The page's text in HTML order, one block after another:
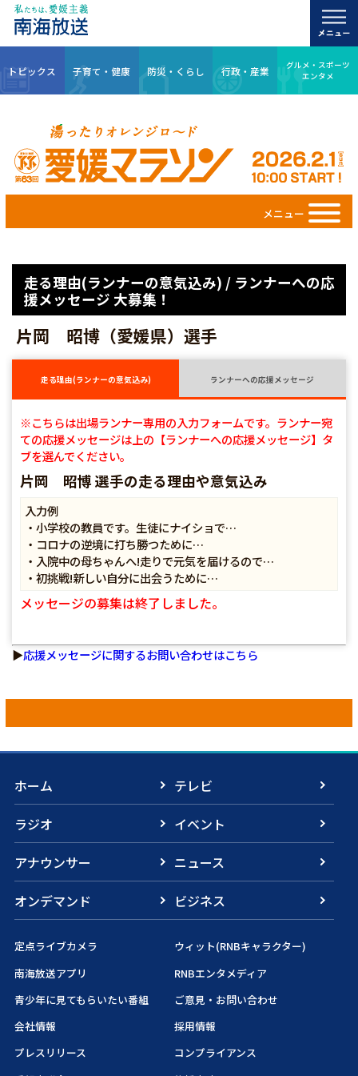
トピックス 子育て・健康 防災・くらし 行政・産業
グルメ・スポーツ
エンタメ
メニュー
走る理由(ランナーの意気込み) / ランナーへの応
援メッセージ 大募集！
片岡 昭博（愛媛県）選手
走る理由(ランナーの意気込み) ランナーへの応援メッセージ
※こちらは出場ランナー専用の入力フォームです。ランナー宛
ての応援メッセージは上の【ランナーへの応援メッセージ】タ
ブを選んでください。
片岡 昭博 選手の走る理由や意気込み
入力例
・小学校の教員です。生徒にナイショで…
・コロナの逆境に打ち勝つために…
・入院中の母ちゃんへ!走りで元気を届けるので…
・初挑戦!新しい自分に出会うために…
メッセージの募集は終了しました。
▶応援メッセージに関するお問い合わせはこちら
ホーム
テレビ
ラジオ
イベント
アナウンサー
ニュース
オンデマンド
ビジネス
定点ライブカメラ
ウィット(RNBキャラクター)
南海放送アプリ
RNBエンタメディア
青少年に見てもらいたい番組
ご意見・お問い合わせ
会社情報
採用情報
プレスリリース
コンプライアンス